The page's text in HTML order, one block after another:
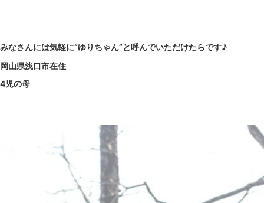
みなさんには気軽に“ゆりちゃん”と呼んでいただけたらです♪
岡山県浅口市在住
4児の母